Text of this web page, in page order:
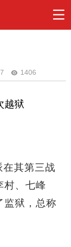
1406
越狱
在其第三战
村、七峰
监狱，总称